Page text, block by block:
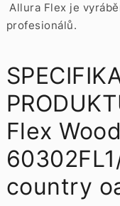
Allura Flex je
profesionálů.
Flex Wood
country